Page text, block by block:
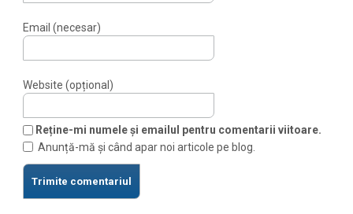
Email (necesar)
Website (opțional)
Reține-mi numele și emailul pentru comentarii viitoare.
Anunță-mă și când apar noi articole pe blog.